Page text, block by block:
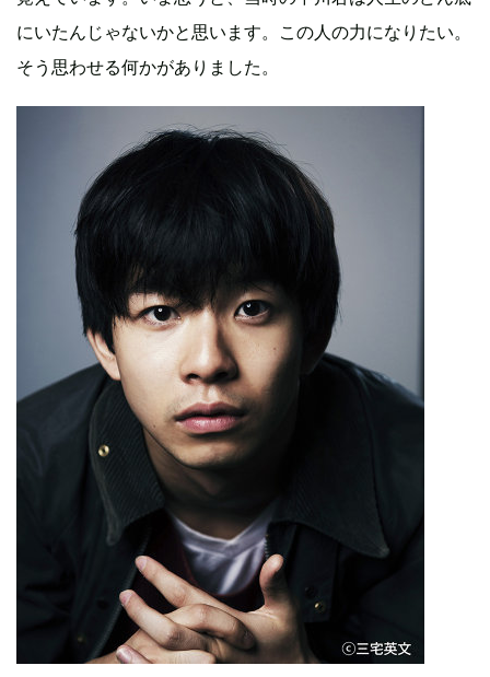
にいたんじゃないかと思います。この人の力になりたい。
そう思わせる何かがありました。